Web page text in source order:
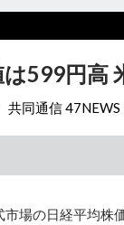
599円高
共同通信 47NEWS
市場の日経平均